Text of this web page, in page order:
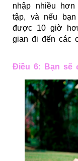
nhập nhiều
tập, và nếu
được 10 giờ
gian đi đến các
Điều 6: Bạn sẽ